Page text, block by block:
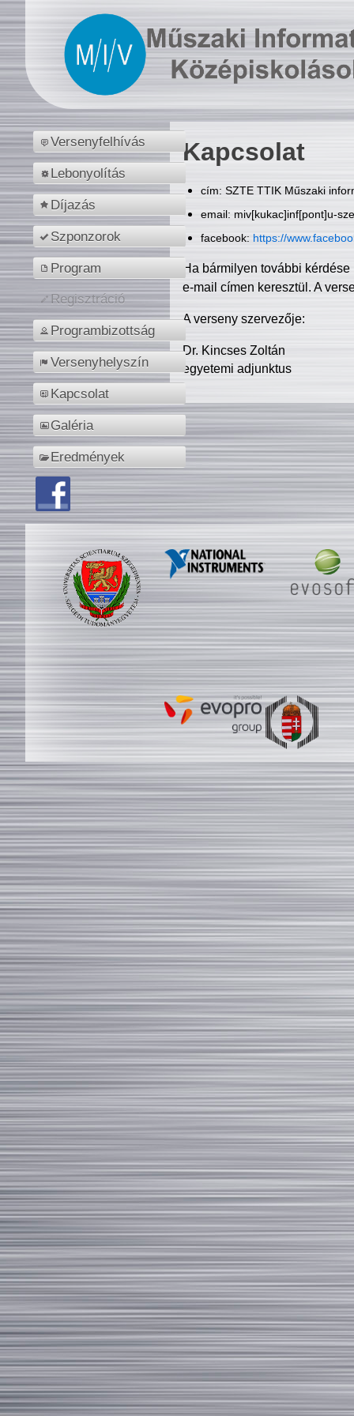
Versenyfelhívás
Lebonyolítás
Díjazás
Szponzorok
Program
Regisztráció
Programbizottság
Versenyhelyszín
Kapcsolat
Galéria
Eredmények
Kapcsolat
cím: SZTE TTIK Műszaki
email: miv[kukac]inf[pont]u-
facebook: https://
Ha bármilyen további
e-mail címen keresztül. A
A verseny szervezője:
Dr. Kincses Zoltán
egyetemi adjunktus